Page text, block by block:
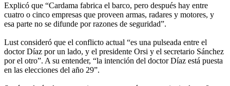
Explicó que “Cardama fabrica el barco, pero después hay entre
cuatro o cinco empresas que proveen armas, radares y motores, y
esa parte no se difunde por razones de seguridad”.
Lust consideró que el conflicto actual “es una pulseada entre el
doctor Díaz por un lado, y el presidente Orsi y el secretario Sánchez
por el otro”. A su entender, “la intención del doctor Díaz está puesta
en las elecciones del año 29”.